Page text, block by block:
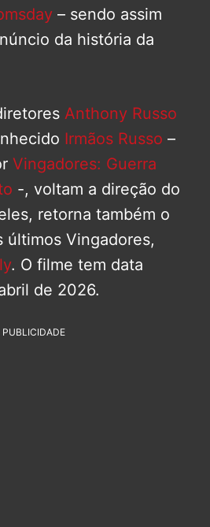
– sendo assim
da história da
Anthony Russo
Irmãos Russo –
Vingadores: Guerra
-, voltam a direção do
retorna também o
Vingadores,
. O filme tem data
de 2026.
PUBLICIDADE